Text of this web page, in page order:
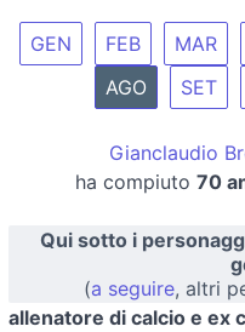
GEN FEB MAR
AGO
SET
Gianclaudio
ha compiuto 70
Qui sotto i
(a seguire, altri
allenatore di calcio e ex